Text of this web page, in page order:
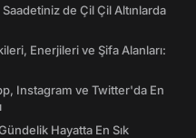
de Çil Çil Altınlarda
Enerjileri ve Şifa Alanları:
Instagram ve Twitter'da En
Hayatta En Sık